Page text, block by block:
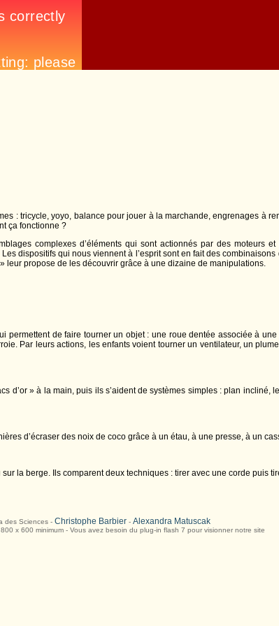
: tricycle, yoyo, balance pour jouer à la marchande, engrenages à
ça fonctionne ?
complexes d’éléments qui sont actionnés par des moteurs
dispositifs qui nous viennent à l’esprit sont en fait des
leur propose de les découvrir grâce à une dizaine de manipulations.
permettent de faire tourner un objet : une roue dentée associée à
Par leurs actions, les enfants voient tourner un ventilateur, un
d’or » à la main, puis ils s’aident de systèmes simples : plan incliné,
d’écraser des noix de coco grâce à un étau, à une presse, à un
la berge. Ils comparent deux techniques : tirer avec une corde puis
des Sciences - Christophe Barbier- Alexandra Matuscak
x 600 minimum - Vous avez besoin du plug-in flash 7 pour visionner notre site